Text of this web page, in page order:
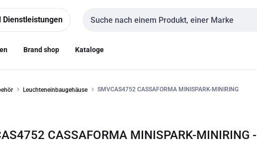
Dienstleistungen
Sucheingabe
Brand shop Kataloge
Leuchteneinbaugehäuse SMVCAS4752 CASSAFORMA MINISPARK-MINIRING
CASSAFORMA MINISPARK-MINIRING -